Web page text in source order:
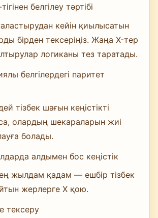
белгілеу тәртібі
кейін қиылысатын
бірден тексеріңіз. Жаңа X-тер
логиканы тез таратады.
белгілердегі паритет
тізбек шағын кеңістікті
олардың шекараларын жиі
болады.
алдымен бос кеңістік
жылдам қадам — ешбір тізбек
жерлерге X қою.
тексеру